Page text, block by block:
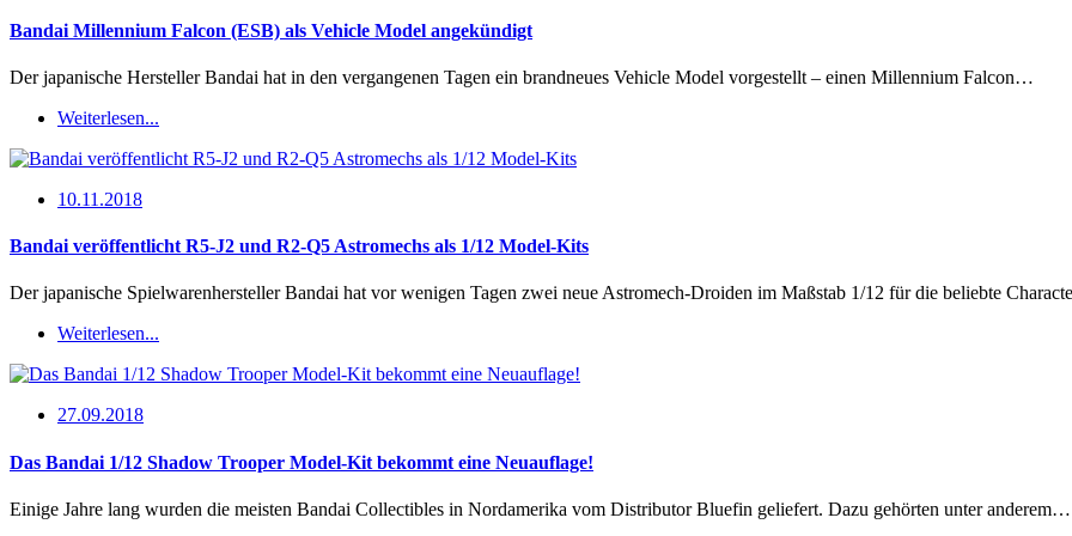
Bandai Millennium Falcon (ESB) als Vehicle Model angekündigt
Der japanische Hersteller Bandai hat in den vergangenen Tagen ein brandneues Vehicle Model vorgestellt – einen Millennium Falcon…
Weiterlesen...
10.11.2018
Bandai veröffentlicht R5-J2 und R2-Q5 Astromechs als 1/12 Model-Kits
Der japanische Spielwarenhersteller Bandai hat vor wenigen Tagen zwei neue Astromech-Droiden im Maßstab 1/12 für die beliebte
Weiterlesen...
27.09.2018
Das Bandai 1/12 Shadow Trooper Model-Kit bekommt eine Neuauflage!
Einige Jahre lang wurden die meisten Bandai Collectibles in Nordamerika vom Distributor Bluefin geliefert. Dazu gehörten unter anderem…